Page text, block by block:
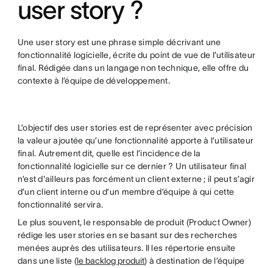
user story ?
Une user story est une phrase simple décrivant une
fonctionnalité logicielle, écrite du point de vue de l’utilisateur
final. Rédigée dans un langage non technique, elle offre du
contexte à l’équipe de développement.
L’objectif des user stories est de représenter avec précision
la valeur ajoutée qu’une fonctionnalité apporte à l’utilisateur
final. Autrement dit, quelle est l’incidence de la
fonctionnalité logicielle sur ce dernier ? Un utilisateur final
n’est d'ailleurs pas forcément un client externe ; il peut s’agir
d’un client interne ou d’un membre d’équipe à qui cette
fonctionnalité servira.
Le plus souvent, le responsable de produit (Product Owner)
rédige les user stories en se basant sur des recherches
menées auprès des utilisateurs. Il les répertorie ensuite
dans une liste (le backlog produit) à destination de l’équipe